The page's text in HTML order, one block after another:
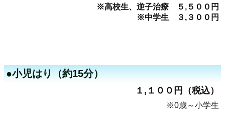
※高校生、逆子治療 ５,５００円
※中学生 ３,３００円
●小児はり（約15分）
１,１００円（税込）
※0歳～小学生